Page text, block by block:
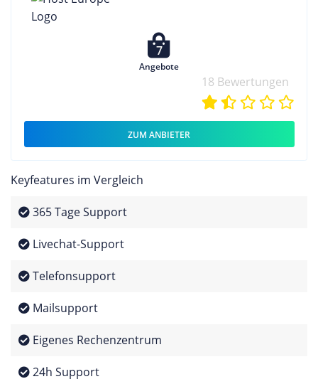
7
Angebote
18 Bewertungen
ZUM ANBIETER
Keyfeatures im Vergleich
365 Tage Support
Livechat-Support
Telefonsupport
Mailsupport
Eigenes Rechenzentrum
24h Support